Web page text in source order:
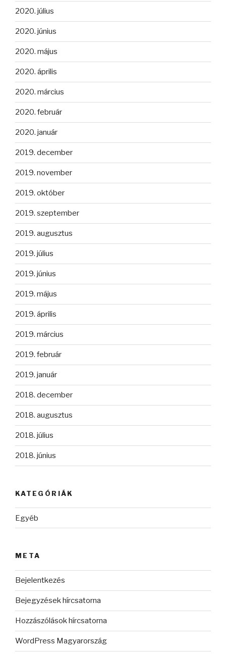
2020. július
2020. június
2020. május
2020. április
2020. március
2020. február
2020. január
2019. december
2019. november
2019. október
2019. szeptember
2019. augusztus
2019. július
2019. június
2019. május
2019. április
2019. március
2019. február
2019. január
2018. december
2018. augusztus
2018. július
2018. június
KATEGÓRIÁK
Egyéb
META
Bejelentkezés
Bejegyzések hírcsatorna
Hozzászólások hírcsatorna
WordPress Magyarország